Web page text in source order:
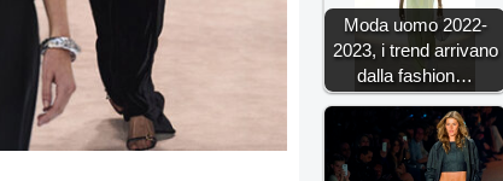
Moda uomo 2022-
2023, i trend arrivano
dalla fashion…